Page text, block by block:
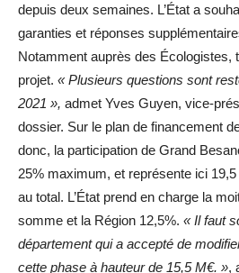
depuis deux semaines. L’État a
garanties et réponses
Notamment auprès des Écologistes,
projet. « Plusieurs questions sont
2021 », admet Yves Guyen, vice-
dossier. Sur le plan de financement
donc, la participation de Grand
25% maximum, et représente ici
au total. L’État prend en charge la
somme et la Région 12,5%. « Il faut
département qui a accepté de
cette phase à hauteur de 15,5 M€. »,